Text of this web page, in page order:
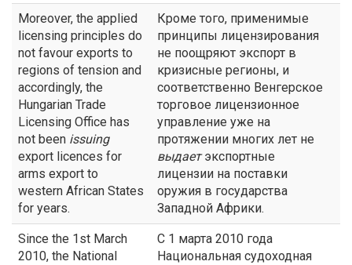
Moreover, the applied
licensing principles do
not favour exports to
regions of tension and
accordingly, the
Hungarian Trade
Licensing Office has
not been issuing
export licences for
arms export to
western African States
for years.
Кроме того, применимые
принципы лицензирования
не поощряют экспорт в
кризисные регионы, и
соответственно Венгерское
торговое лицензионное
управление уже на
протяжении многих лет не
выдаетэкспортные
лицензии на поставки
оружия в государства
Западной Африки.
Since the 1st March
2010, the National
С 1 марта 2010 года
Национальная судоходная